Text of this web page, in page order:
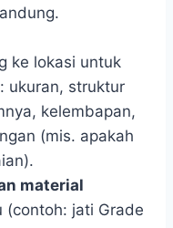
ke lokasi untuk
ukuran, struktur
kelembapan,
(mis. apakah
material
(contoh: jati Grade